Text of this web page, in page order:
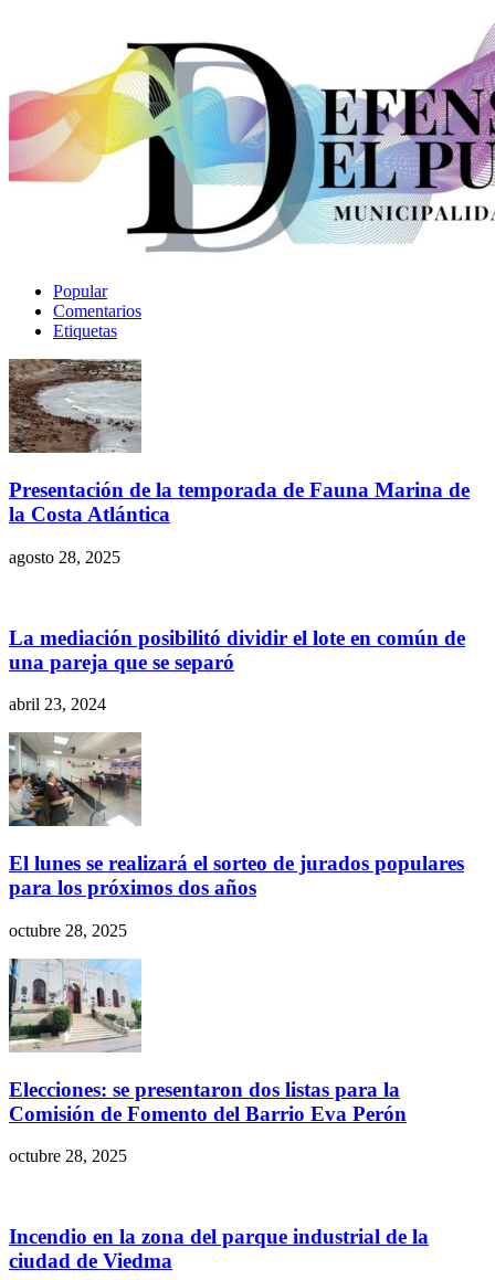
Popular
Comentarios
Etiquetas
Presentación de la temporada de Fauna Marina de
la Costa Atlántica
agosto 28, 2025
La mediación posibilitó dividir el lote en común de
una pareja que se separó
abril 23, 2024
El lunes se realizará el sorteo de jurados populares
para los próximos dos años
octubre 28, 2025
Elecciones: se presentaron dos listas para la
Comisión de Fomento del Barrio Eva Perón
octubre 28, 2025
Incendio en la zona del parque industrial de la
ciudad de Viedma